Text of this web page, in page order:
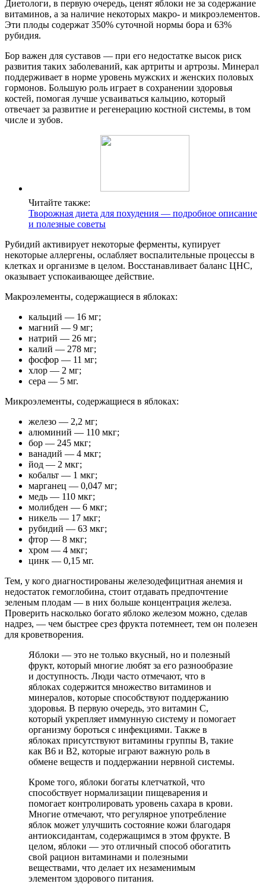
Диетологи, в первую очередь, ценят яблоки не за содержание
витаминов, а за наличие некоторых макро- и микроэлементов.
Эти плоды содержат 350% суточной нормы бора и 63%
рубидия.
Бор важен для суставов — при его недостатке высок риск
развития таких заболеваний, как артриты и артрозы. Минерал
поддерживает в норме уровень мужских и женских половых
гормонов. Большую роль играет в сохранении здоровья
костей, помогая лучше усваиваться кальцию, который
отвечает за развитие и регенерацию костной системы, в том
числе и зубов.
Читайте также:
Творожная диета для похудения — подробное описание
и полезные советы
Рубидий активирует некоторые ферменты, купирует
некоторые аллергены, ослабляет воспалительные процессы в
клетках и организме в целом. Восстанавливает баланс ЦНС,
оказывает успокаивающее действие.
Макроэлементы, содержащиеся в яблоках:
кальций — 16 мг;
магний — 9 мг;
натрий — 26 мг;
калий — 278 мг;
фосфор — 11 мг;
хлор — 2 мг;
сера — 5 мг.
Микроэлементы, содержащиеся в яблоках:
железо — 2,2 мг;
алюминий — 110 мкг;
бор — 245 мкг;
ванадий — 4 мкг;
йод — 2 мкг;
кобальт — 1 мкг;
марганец — 0,047 мг;
медь — 110 мкг;
молибден — 6 мкг;
никель — 17 мкг;
рубидий — 63 мкг;
фтор — 8 мкг;
хром — 4 мкг;
цинк — 0,15 мг.
Тем, у кого диагностированы железодефицитная анемия и
недостаток гемоглобина, стоит отдавать предпочтение
зеленым плодам — в них больше концентрация железа.
Проверить насколько богато яблоко железом можно, сделав
надрез, — чем быстрее срез фрукта потемнеет, тем он полезен
для кроветворения.
Яблоки — это не только вкусный, но и полезный
фрукт, который многие любят за его разнообразие
и доступность. Люди часто отмечают, что в
яблоках содержится множество витаминов и
минералов, которые способствуют поддержанию
здоровья. В первую очередь, это витамин C,
который укрепляет иммунную систему и помогает
организму бороться с инфекциями. Также в
яблоках присутствуют витамины группы B, такие
как B6 и B2, которые играют важную роль в
обмене веществ и поддержании нервной системы.
Кроме того, яблоки богаты клетчаткой, что
способствует нормализации пищеварения и
помогает контролировать уровень сахара в крови.
Многие отмечают, что регулярное употребление
яблок может улучшить состояние кожи благодаря
антиоксидантам, содержащимся в этом фрукте. В
целом, яблоки — это отличный способ обогатить
свой рацион витаминами и полезными
веществами, что делает их незаменимым
элементом здорового питания.